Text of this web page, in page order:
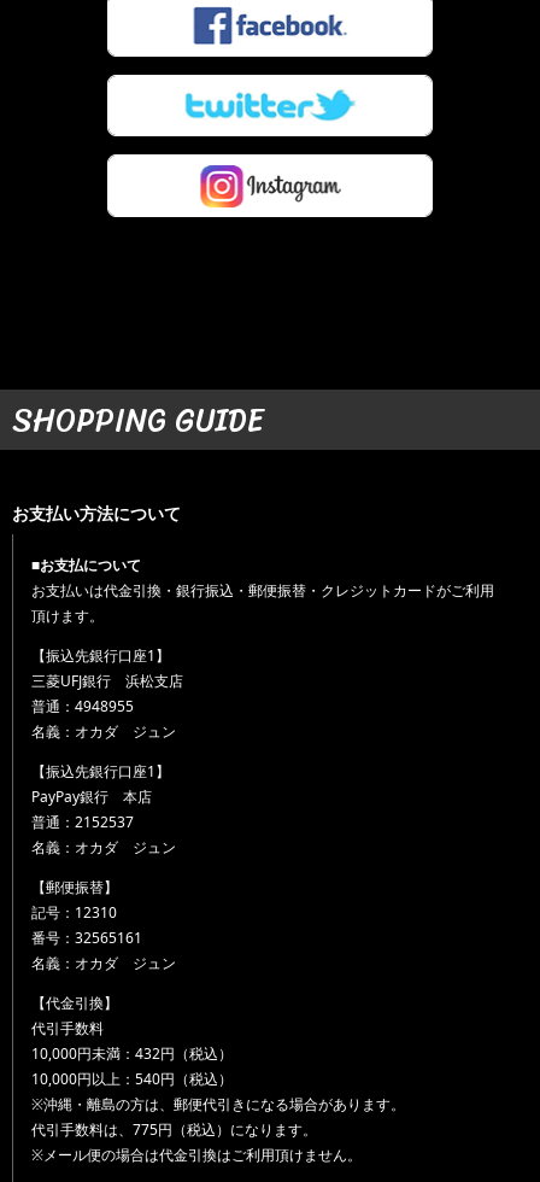
SHOPPING GUIDE
お支払い方法について
■お支払について
お支払いは代金引換・銀行振込・郵便振替・クレジットカードがご利用
頂けます。
【振込先銀行口座1】
三菱UFJ銀行 浜松支店
普通：4948955
名義：オカダ ジュン
【振込先銀行口座1】
PayPay銀行 本店
普通：2152537
名義：オカダ ジュン
【郵便振替】
記号：12310
番号：32565161
名義：オカダ ジュン
【代金引換】
代引手数料
10,000円未満：432円（税込）
10,000円以上：540円（税込）
※沖縄・離島の方は、郵便代引きになる場合があります。
代引手数料は、775円（税込）になります。
※メール便の場合は代金引換はご利用頂けません。